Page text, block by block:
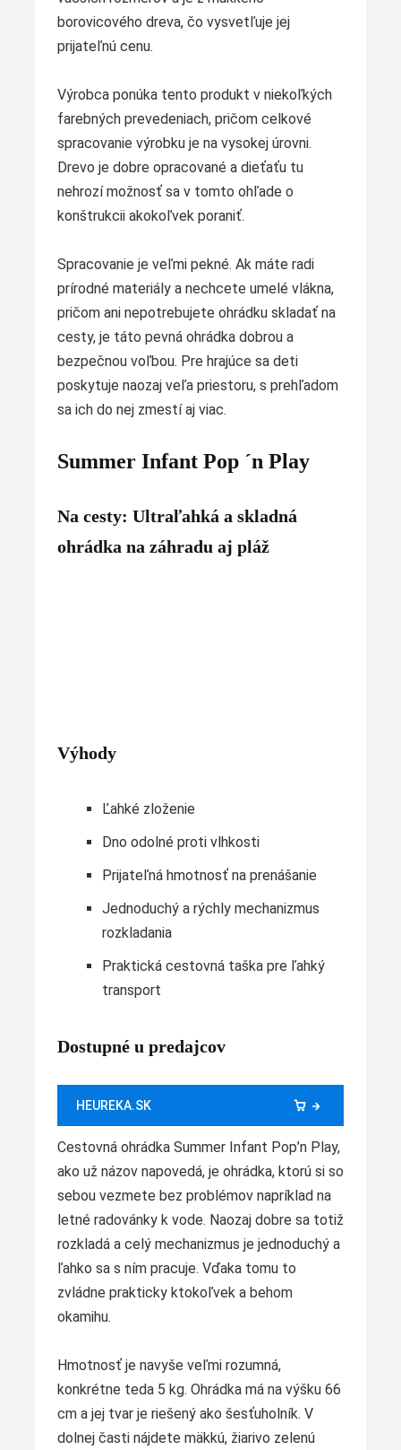
borovicového dreva, čo vysvetľuje jej
prijateľnú cenu.
Výrobca ponúka tento produkt v niekoľkých
farebných prevedeniach, pričom celkové
spracovanie výrobku je na vysokej úrovni.
Drevo je dobre opracované a dieťaťu tu
nehrozí možnosť sa v tomto ohľade o
konštrukcii akokoľvek poraniť.
Spracovanie je veľmi pekné. Ak máte radi
prírodné materiály a nechcete umelé vlákna,
pričom ani nepotrebujete ohrádku skladať na
cesty, je táto pevná ohrádka dobrou a
bezpečnou voľbou. Pre hrajúce sa deti
poskytuje naozaj veľa priestoru, s prehľadom
sa ich do nej zmestí aj viac.
Summer Infant Pop ´n Play
Na cesty: Ultraľahká a skladná
ohrádka na záhradu aj pláž
Výhody
Ľahké zloženie
Dno odolné proti vlhkosti
Prijateľná hmotnosť na prenášanie
Jednoduchý a rýchly mechanizmus
rozkladania
Praktická cestovná taška pre ľahký
transport
Dostupné u predajcov
HEUREKA.SK
Cestovná ohrádka Summer Infant Pop’n Play,
ako už názov napovedá, je ohrádka, ktorú si so
sebou vezmete bez problémov napríklad na
letné radovánky k vode. Naozaj dobre sa totiž
rozkladá a celý mechanizmus je jednoduchý a
ľahko sa s ním pracuje. Vďaka tomu to
zvládne prakticky ktokoľvek a behom
okamihu.
Hmotnosť je navyše veľmi rozumná,
konkrétne teda 5 kg. Ohrádka má na výšku 66
cm a jej tvar je riešený ako šesťuholník. V
dolnej časti nájdete mäkkú, žiarivo zelenú